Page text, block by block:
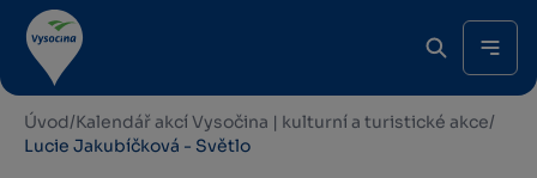
Úvod/Kalendář akcí Vysočina | kulturní a turistické akce/
Lucie Jakubíčková - Světlo